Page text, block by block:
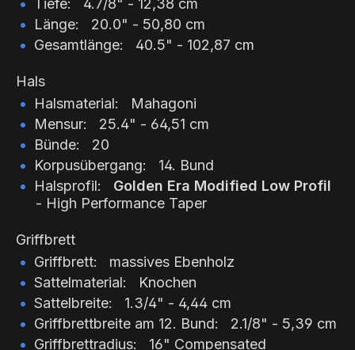
Tiefe: 4.7/8" - 12,38 cm
Länge: 20.0" - 50,80 cm
Gesamtlänge: 40.5" - 102,87 cm
Hals
Halsmaterial: Mahagoni
Mensur: 25.4" - 64,51 cm
Bünde: 20
Korpusübergang: 14. Bund
Halsprofil: Golden Era Modified Low Profil
- High Performance Taper
Griffbrett
Griffbrett: massives Ebenholz
Sattelmaterial: Knochen
Sattelbreite: 1.3/4" - 4,44 cm
Griffbrettbreite am 12. Bund: 2.1/8" - 5,39 cm
Griffbrettradius: 16" Compensated